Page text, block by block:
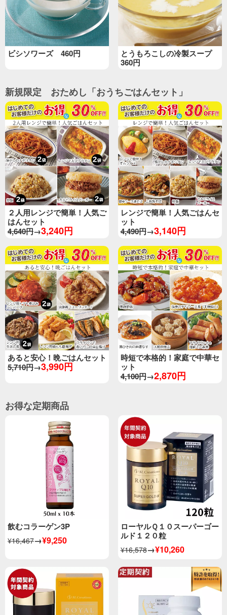
ビシソワーズ 460円
とうもろこしの冷製スープ
360円
新規限定 おためし「おうちごはんセット」
２人用レンジで簡単！人気ご
はんセット
4,640円→3,240円
レンジで簡単！人気ごはんセ
ット
4,490円→3,140円
あると安心！晩ごはんセット
5,710円→3,990円
時短で本格的！家庭で中華セ
ット
4,100円→2,870円
お得な定期商品
飲むコラーゲン3P
¥16,467→¥9,250
ローヤルＱ１０スーパーゴー
ルド１２０粒
¥16,578→¥10,260